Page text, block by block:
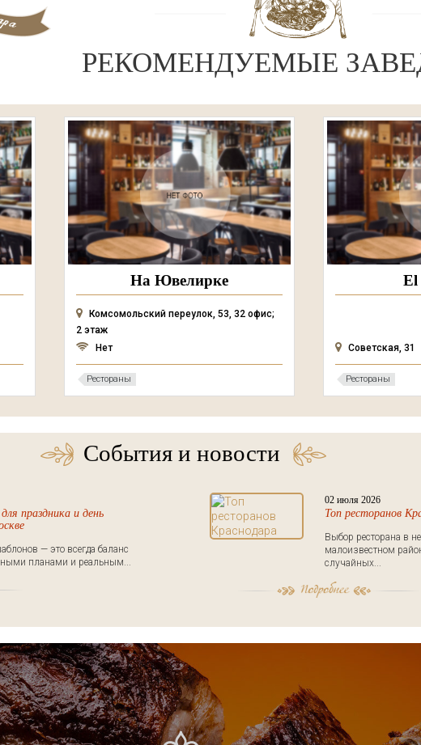
РЕКОМЕНДУЕМЫЕ
На Ювелирке
Комсомольский переулок, 53, 32 офис;
2 этаж
Нет
Рестораны
El
Советская, 31
Рестораны
События и новости
праздника и день
— это всегда баланс
планами и реальным...
02 июля 2026
Топ ресторанов
Выбор ресторана в
малоизвестном
случайных...